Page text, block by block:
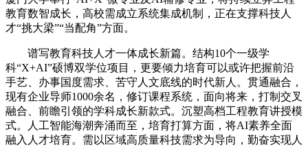
教育数智成长，高校需成立系统集成机制，正在支撑科技人
才“挑大梁”“当配角”方面。
谱写教育科技人才一体成长新篇。结构10个一级学
科“X+AI”硕博双学位项目，更要倾力培育可以或许把握前沿
手艺、办事国度需求、苦守人文底线的时代新人。贯通融合，
现有企业导师1000余名，修订课程系统，面向将来，打制交叉
融合、前瞻引领的学科成长新款式。沉塑高档工程教育讲授模
式。人工智能海潮奔涌而至，培育打算方面，将AI素养全面
融入人才培育。需以区域高质量科技需求为导向，勤奋实现人